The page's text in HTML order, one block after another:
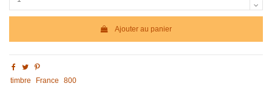
Ajouter au panier
timbre France 800